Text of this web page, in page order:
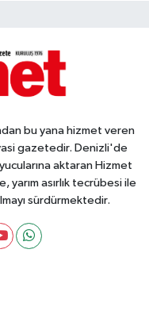
bu yana hizmet veren
gazetedir. Denizli'de
aktaran Hizmet
yarım asırlık tecrübesi ile
sürdürmektedir.